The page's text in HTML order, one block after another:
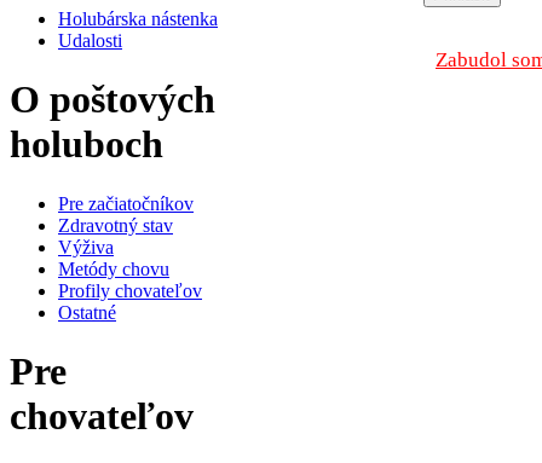
Holubárska nástenka
Udalosti
O poštových
holuboch
Pre začiatočníkov
Zdravotný stav
Výživa
Metódy chovu
Profily chovateľov
Ostatné
Pre
chovateľov
Zabudol